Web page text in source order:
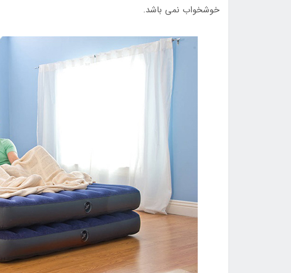
خوشخواب نمی باشد.